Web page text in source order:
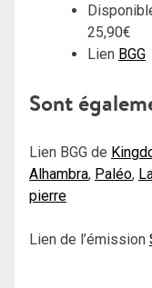
25,90€
Lien BGG
Sont
Lien BGG de
Alhambra, Paléo,
pierre
Lien de l’émission